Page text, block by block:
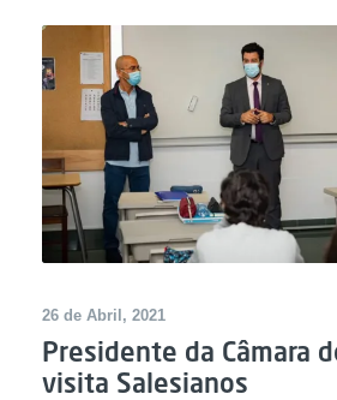
26 de Abril, 2021
Presidente da Câmara
visita Salesianos